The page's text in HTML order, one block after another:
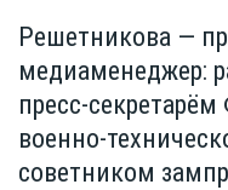
Решетникова —
медиаменеджер:
пресс-
военно-
советником